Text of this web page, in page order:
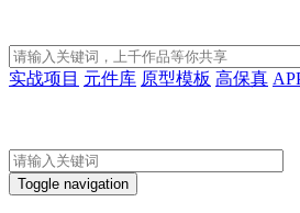
实战项目 元件库 原型模板 高保真
Toggle navigation